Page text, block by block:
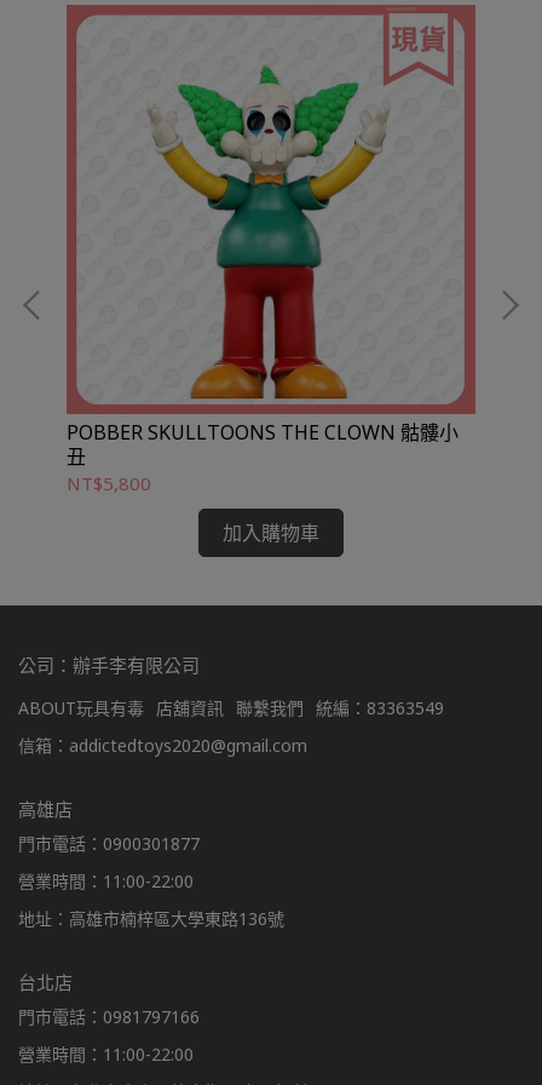
POBBER SKULLTOONS THE CLOWN 骷髏小
丑
NT$5,800
加入購物車
公司：辦手李有限公司
ABOUT玩具有毒 店舖資訊 聯繫我們 統編：83363549
信箱：addictedtoys2020@gmail.com
高雄店
門市電話：0900301877
營業時間：11:00-22:00
地址：高雄市楠梓區大學東路136號
台北店
門市電話：0981797166
營業時間：11:00-22:00